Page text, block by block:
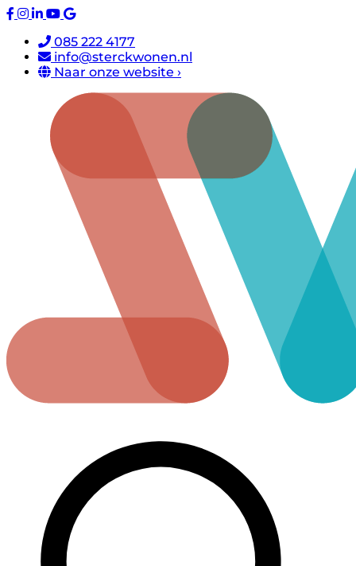
085 222 4177
info@sterckwonen.nl
Naar onze website ›